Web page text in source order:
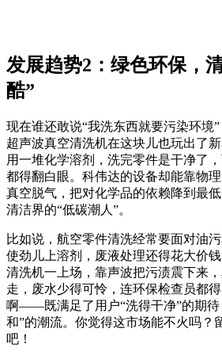
发展趋势2：绿色环保，
酷”
现在谁还敢说“我洗东西就要污染环境
超声波真空清洗机在这块儿也玩出了
用一堆化学溶剂，洗完零件是干净了
都得翻白眼。科伟达的设备却能靠物
真空脱气，把对化学品的依赖降到最
清洁界的“低碳潮人”。
比如说，航空零件清洗经常要面对油
使劲儿上溶剂，废液处理还得花大价
清洗机一上场，靠声波把污渍震下来
走，废水少得可怜，连环保检查员都
啊——既满足了用户“洗得干净”的期待
和”的潮流。你觉得这市场能不火吗？
吧！